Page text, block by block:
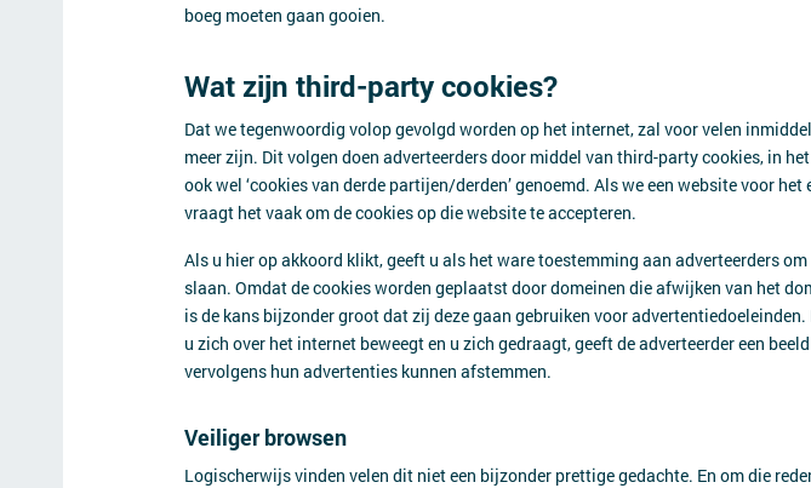
boeg moeten gaan gooien.
Wat zijn third-party cookies?
Dat we tegenwoordig volop gevolgd worden op het internet, zal voor velen
meer zijn. Dit volgen doen adverteerders door middel van third-party cookies, in
ook wel ‘cookies van derde partijen/derden’ genoemd. Als we een website voor het
vraagt het vaak om de cookies op die website te accepteren.
Als u hier op akkoord klikt, geeft u als het ware toestemming aan adverteerders
slaan. Omdat de cookies worden geplaatst door domeinen die afwijken van het
is de kans bijzonder groot dat zij deze gaan gebruiken voor
u zich over het internet beweegt en u zich gedraagt, geeft de adverteerder een
vervolgens hun advertenties kunnen afstemmen.
Veiliger browsen
Logischerwijs vinden velen dit niet een bijzonder prettige gedachte. En om die